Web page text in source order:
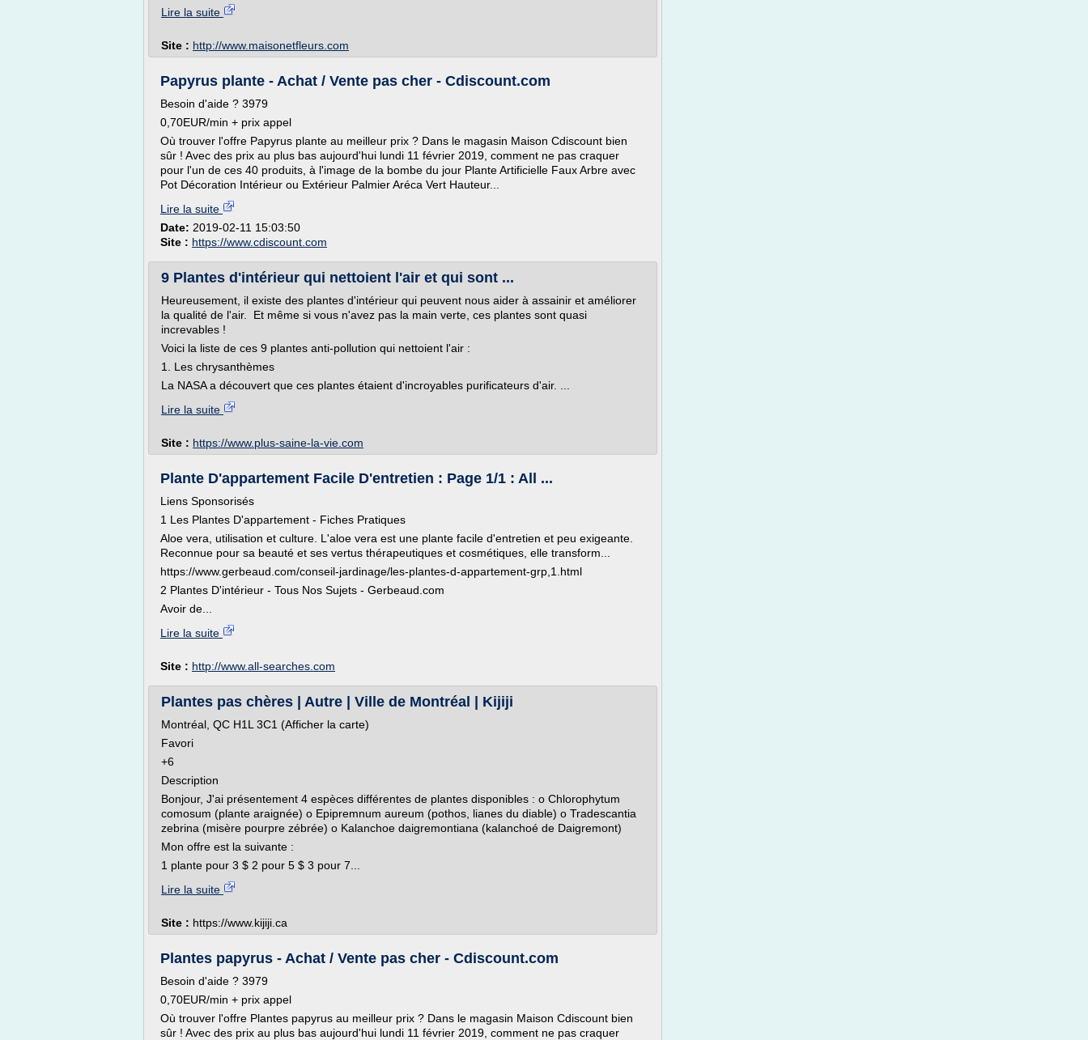
Lire la suite
Site : http://www.maisonetfleurs.com
Papyrus plante - Achat / Vente pas cher - Cdiscount.com
Besoin d'aide ? 3979
0,70EUR/min + prix appel
Où trouver l'offre Papyrus plante au meilleur prix ? Dans le magasin Maison Cdiscount bien
sûr ! Avec des prix au plus bas aujourd'hui lundi 11 février 2019, comment ne pas craquer
pour l'un de ces 40 produits, à l'image de la bombe du jour Plante Artificielle Faux Arbre avec
Pot Décoration Intérieur ou Extérieur Palmier Aréca Vert Hauteur...
Lire la suite
Date: 2019-02-11 15:03:50
Site : https://www.cdiscount.com
9 Plantes d'intérieur qui nettoient l'air et qui sont ...
Heureusement, il existe des plantes d'intérieur qui peuvent nous aider à assainir et améliorer
la qualité de l'air. Et même si vous n'avez pas la main verte, ces plantes sont quasi
increvables !
Voici la liste de ces 9 plantes anti-pollution qui nettoient l'air :
1. Les chrysanthèmes
La NASA a découvert que ces plantes étaient d'incroyables purificateurs d'air. ...
Lire la suite
Site : https://www.plus-saine-la-vie.com
Plante D'appartement Facile D'entretien : Page 1/1 : All ...
Liens Sponsorisés
1 Les Plantes D'appartement - Fiches Pratiques
Aloe vera, utilisation et culture. L'aloe vera est une plante facile d'entretien et peu exigeante.
Reconnue pour sa beauté et ses vertus thérapeutiques et cosmétiques, elle transform...
https://www.gerbeaud.com/conseil-jardinage/les-plantes-d-appartement-grp,1.html
2 Plantes D'intérieur - Tous Nos Sujets - Gerbeaud.com
Avoir de...
Lire la suite
Site : http://www.all-searches.com
Plantes pas chères | Autre | Ville de Montréal | Kijiji
Montréal, QC H1L 3C1 (Afficher la carte)
Favori
+6
Description
Bonjour, J'ai présentement 4 espèces différentes de plantes disponibles : o Chlorophytum
comosum (plante araignée) o Epipremnum aureum (pothos, lianes du diable) o Tradescantia
zebrina (misère pourpre zébrée) o Kalanchoe daigremontiana (kalanchoé de Daigremont)
Mon offre est la suivante :
1 plante pour 3 $ 2 pour 5 $ 3 pour 7...
Lire la suite
Site : https://www.kijiji.ca
Plantes papyrus - Achat / Vente pas cher - Cdiscount.com
Besoin d'aide ? 3979
0,70EUR/min + prix appel
Où trouver l'offre Plantes papyrus au meilleur prix ? Dans le magasin Maison Cdiscount bien
sûr ! Avec des prix au plus bas aujourd'hui lundi 11 février 2019, comment ne pas craquer